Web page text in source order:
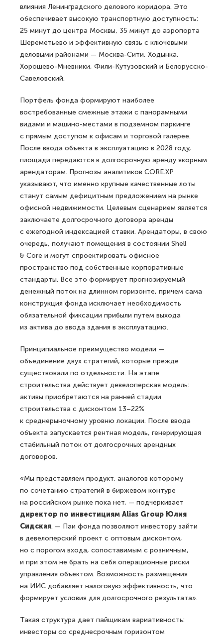
влияния Ленинградского делового коридора. Это
обеспечивает высокую транспортную доступность:
25 минут до центра Москвы, 35 минут до аэропорта
Шереметьево и эффективную связь с ключевыми
деловыми районами — Москва-Сити, Ходынка,
Хорошево-Мневники, Фили-Кутузовский и Белорусско-
Савеловский.
Портфель фонда формируют наиболее
востребованные смежные этажи с панорамными
видами и машино-местами в подземном паркинге
с прямым доступом к офисам и торговой галерее.
После ввода объекта в эксплуатацию в 2028 году,
площади передаются в долгосрочную аренду якорным
арендаторам. Прогнозы аналитиков CORE.XP
указывают, что именно крупные качественные лоты
станут самым дефицитным предложением на рынке
офисной недвижимости. Целевым сценарием является
заключаете долгосрочного договора аренды
с ежегодной индексацией ставки. Арендаторы, в свою
очередь, получают помещения в состоянии Shell
& Core и могут спроектировать офисное
пространство под собственные корпоративные
стандарты. Все это формирует прогнозируемый
денежный поток на длинном горизонте, причем сама
конструкция фонда исключает необходимость
обязательной фиксации прибыли путем выхода
из актива до ввода здания в эксплуатацию.
Принципиальное преимущество модели —
объединение двух стратегий, которые прежде
существовали по отдельности. На этапе
строительства действует девелоперская модель:
активы приобретаются на ранней стадии
строительства с дисконтом 13–22%
к среднерыночному уровню локации. После ввода
объекта запускается рентная модель, генерирующая
стабильный поток от долгосрочных арендных
договоров.
«Мы представляем продукт, аналогов которому
по сочетанию стратегий в биржевом контуре
на российском рынке пока нет, — подчеркивает
директор по инвестициям Alias Group Юлия
Сидская. — Паи фонда позволяют инвестору зайти
в девелоперский проект с оптовым дисконтом,
но с порогом входа, сопоставимым с розничным,
и при этом не брать на себя операционные риски
управления объектом. Возможность размещения
на ИИС добавляет налоговую эффективность, что
формирует условия для долгосрочного результата».
Такая структура дает пайщикам вариативность:
инвесторы со среднесрочным горизонтом